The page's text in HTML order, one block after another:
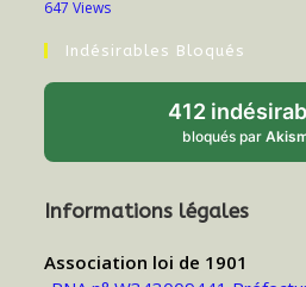
647 Views
Indésirables Bloqués
412
bloqués par
Informations légales
Association loi de 1901